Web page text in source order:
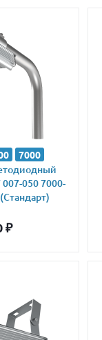
7000
050 7000-
₽